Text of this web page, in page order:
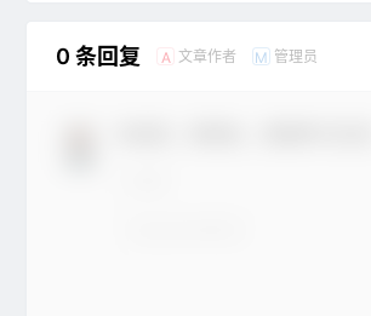
0 条回复 A 文章作者 M 管理员